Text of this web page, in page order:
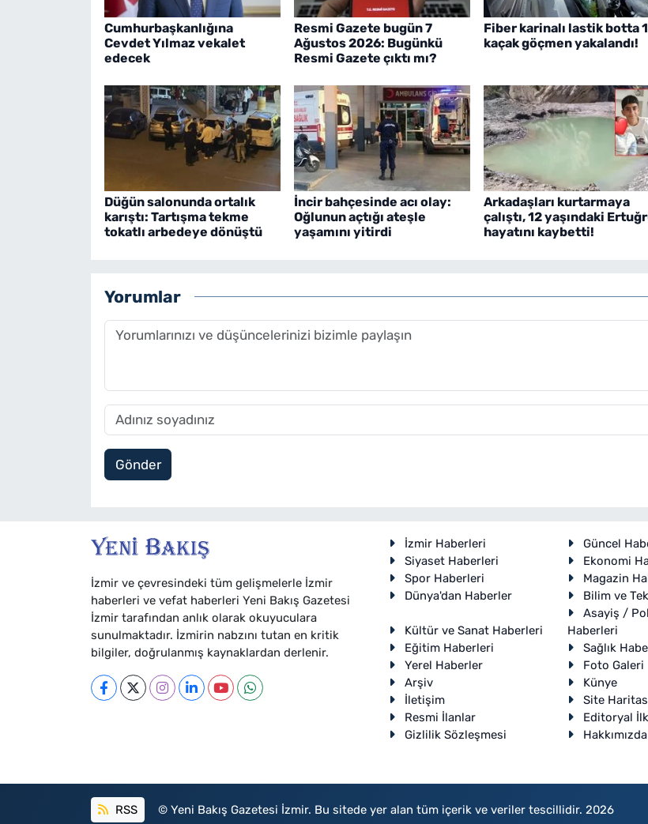
Cumhurbaşkanlığına
Cevdet Yılmaz vekalet
edecek
Resmi Gazete bugün 7
Ağustos 2026: Bugünkü
Resmi Gazete çıktı mı?
Fiber karinalı lastik botta
kaçak göçmen yakalandı!
Düğün salonunda ortalık
karıştı: Tartışma tekme
tokatlı arbedeye dönüştü
İncir bahçesinde acı olay:
Oğlunun açtığı ateşle
yaşamını yitirdi
Arkadaşları kurtarmaya
çalıştı, 12 yaşındaki
hayatını kaybetti!
Yorumlar
Gönder
İzmir ve çevresindeki tüm gelişmelerle İzmir
haberleri ve vefat haberleri Yeni Bakış Gazetesi
İzmir tarafından anlık olarak okuyuculara
sunulmaktadır. İzmirin nabzını tutan en kritik
bilgiler, doğrulanmış kaynaklardan derlenir.
İzmir Haberleri
Güncel
Siyaset Haberleri
Ekonomi
Spor Haberleri
Magazin
Dünya'dan Haberler
Bilim ve
Kültür ve Sanat Haberleri
Asayiş /
Haberleri
Eğitim Haberleri
Sağlık
Yerel Haberler
Foto Galeri
Arşiv
Künye
İletişim
Site
Resmi İlanlar
Editoryal
Gizlilik Sözleşmesi
Hakkımızda
RSS © Yeni Bakış Gazetesi İzmir. Bu sitede yer alan tüm içerik ve veriler tescillidir. 2026